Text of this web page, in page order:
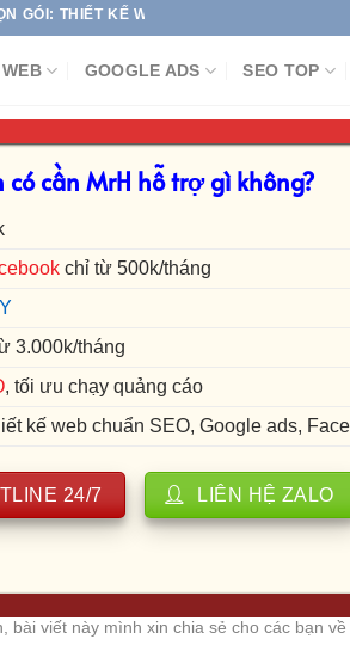
KẾ WEBSITE | SEO TOP GOOGLE | CHẠY
GOOGLE ADS SEO TOP
ARCHIVES:UNLOCK 723
Mở Khóa FAQ 723 tài khoản
bị vô hiệu hóa FAQ chắc không còn
bài viết này mình xin chia sẻ cho các bạn về
có cần MrH hỗ trợ gì không?
chỉ từ 500k/tháng
3.000k/tháng
, tối ưu chạy quảng cáo
kế web chuẩn SEO, Google ads,
24/7 LIÊN HỆ ZALO